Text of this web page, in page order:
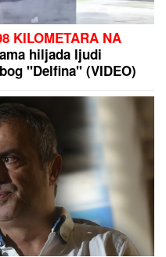
SA SVOJOM
Jovana Jeremić
a on poručuje
tome je istina"
na nogama:
masovnih